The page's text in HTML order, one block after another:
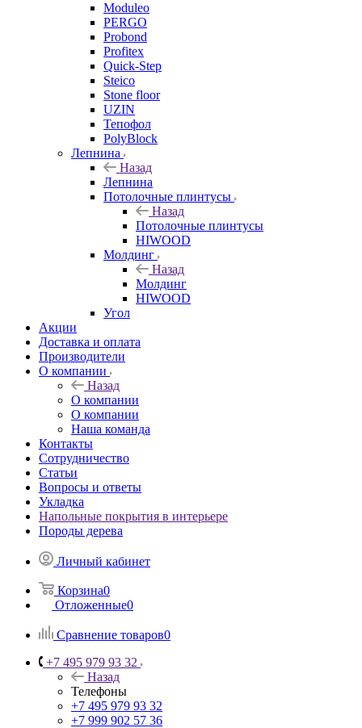
Moduleo
PERGO
Probond
Profitex
Quick-Step
Steico
Stone floor
UZIN
Тепофол
PolyBlock
Лепнина
Назад
Лепнина
Потолочные плинтусы
Назад
Потолочные плинтусы
HIWOOD
Молдинг
Назад
Молдинг
HIWOOD
Угол
Акции
Доставка и оплата
Производители
О компании
Назад
О компании
О компании
Наша команда
Контакты
Сотрудничество
Статьи
Вопросы и ответы
Укладка
Напольные покрытия в интерьере
Породы дерева
Личный кабинет
Корзина0
Отложенные0
Сравнение товаров0
+7 495 979 93 32
Назад
Телефоны
+7 495 979 93 32
+7 999 902 57 36